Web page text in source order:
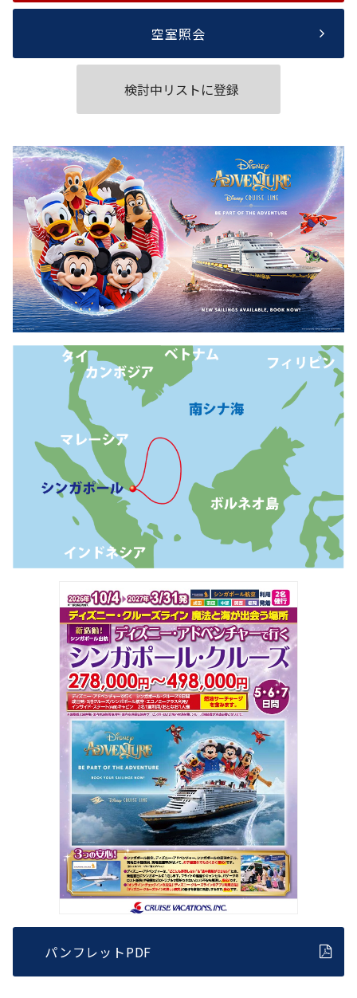
空室照会
検討中リストに登録
パンフレットPDF